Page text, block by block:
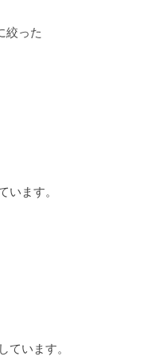
絞った
います。
ています。